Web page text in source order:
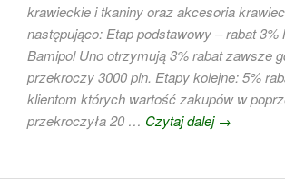
krawieckie i tkaniny oraz akcesoria
następująco: Etap podstawowy – rabat 3%
Bamipol Uno otrzymują 3% rabat zawsze
przekroczy 3000 pln. Etapy kolejne: 5%
klientom których wartość zakupów w
przekroczyła 20 … Czytaj dalej →